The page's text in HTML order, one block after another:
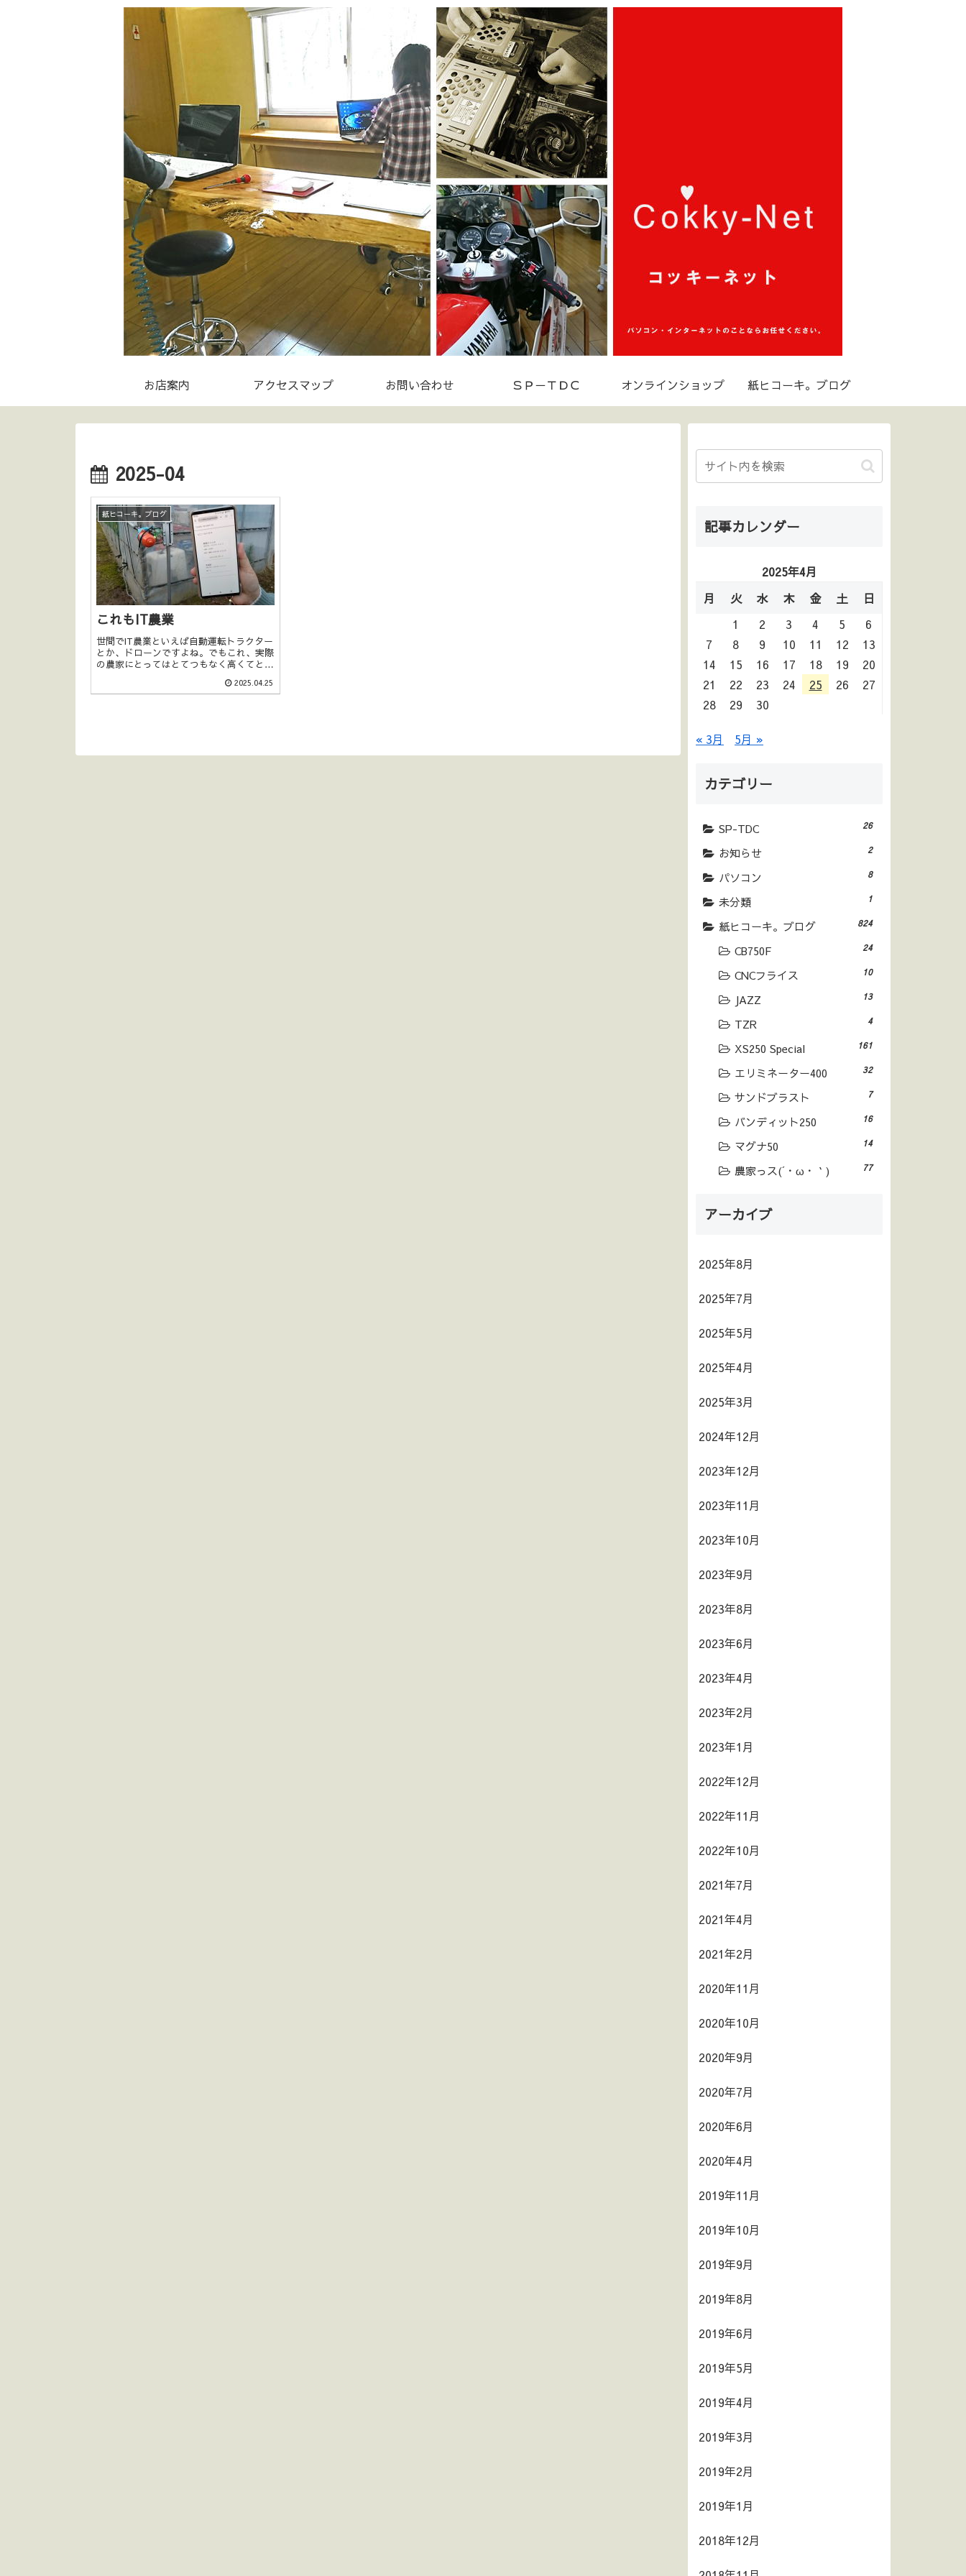
お店案内 アクセスマップ お問い合わせ ＳＰ－ＴＤＣ オンラインショップ 紙ヒコーキ。ブログ
2025-04
紙ヒコーキ。ブログ
これもIT農業
世間でIT農業といえば自動運転トラクター
とか、ドローンですよね。でもこれ、実際
の農家にとってはとてつもなく高くてとて
勝手に田んぼまでいって耕してきてくれる
わけじゃないしドローンはひとりで飛ばし
2025.04.25
記事カレンダー
2025年4月
月
火 水 木 金 土
日
1
2 3 4 5
6
7
8 9 10 11 12
13
14
15 16 17 18 19
20
21
22 23 24 25 26
27
28
29 30
« 3月 5月 »
カテゴリー
SP-TDC 26
お知らせ 2
パソコン 8
未分類 1
紙ヒコーキ。ブログ 824
CB750F 24
CNCフライス 10
JAZZ 13
TZR 4
XS250 Special 161
エリミネーター400 32
サンドブラスト 7
バンディット250 16
マグナ50 14
農家っス(´・ω・｀) 77
アーカイブ
2025年8月
2025年7月
2025年5月
2025年4月
2025年3月
2024年12月
2023年12月
2023年11月
2023年10月
2023年9月
2023年8月
2023年6月
2023年4月
2023年2月
2023年1月
2022年12月
2022年11月
2022年10月
2021年7月
2021年4月
2021年2月
2020年11月
2020年10月
2020年9月
2020年7月
2020年6月
2020年4月
2019年11月
2019年10月
2019年9月
2019年8月
2019年6月
2019年5月
2019年4月
2019年3月
2019年2月
2019年1月
2018年12月